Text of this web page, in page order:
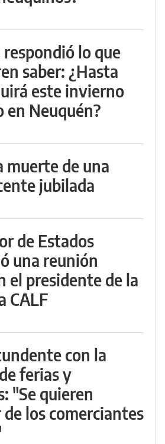
lo que
saber: ¿Hasta
este invierno
Neuquén?
muerte de una
jubilada
de Estados
una reunión
el presidente de la
CALF
con la
ferias y
"Se quieren
los comerciantes